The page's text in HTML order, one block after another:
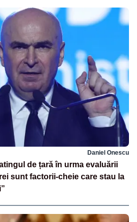
Daniel Onescu
de țară în urma evaluării
sunt factorii-cheie care stau la